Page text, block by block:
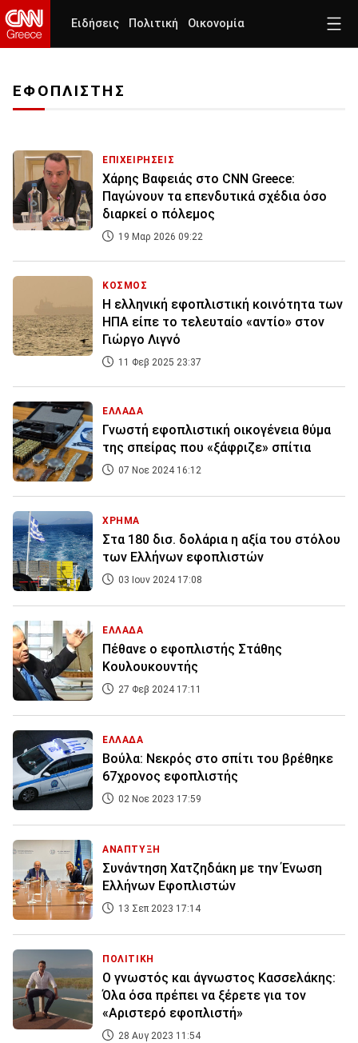
Ειδήσεις Πολιτική Οικονομία
ΕΦΟΠΛΙΣΤΗΣ
ΕΠΙΧΕΙΡΗΣΕΙΣ
Χάρης Βαφειάς στο CNN Greece:
Παγώνουν τα επενδυτικά σχέδια όσο
διαρκεί ο πόλεμος
19 Μαρ 2026 09:22
ΚΟΣΜΟΣ
Η ελληνική εφοπλιστική κοινότητα των
ΗΠΑ είπε το τελευταίο «αντίο» στον
Γιώργο Λιγνό
11 Φεβ 2025 23:37
ΕΛΛΑΔΑ
Γνωστή εφοπλιστική οικογένεια θύμα
της σπείρας που «ξάφριζε» σπίτια
07 Νοε 2024 16:12
ΧΡΗΜΑ
Στα 180 δισ. δολάρια η αξία του στόλου
των Ελλήνων εφοπλιστών
03 Ιουν 2024 17:08
ΕΛΛΑΔΑ
Πέθανε ο εφοπλιστής Στάθης
Κουλουκουντής
27 Φεβ 2024 17:11
ΕΛΛΑΔΑ
Βούλα: Νεκρός στο σπίτι του βρέθηκε
67χρονος εφοπλιστής
02 Νοε 2023 17:59
ΑΝΑΠΤΥΞΗ
Συνάντηση Χατζηδάκη με την Ένωση
Ελλήνων Εφοπλιστών
13 Σεπ 2023 17:14
ΠΟΛΙΤΙΚΗ
Ο γνωστός και άγνωστος Κασσελάκης:
Όλα όσα πρέπει να ξέρετε για τον
«Αριστερό εφοπλιστή»
28 Αυγ 2023 11:54